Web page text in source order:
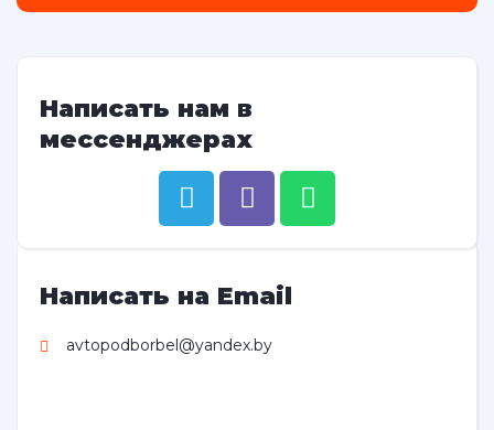
Написать нам в
мессенджерах
Написать на Email
avtopodborbel@yandex.by